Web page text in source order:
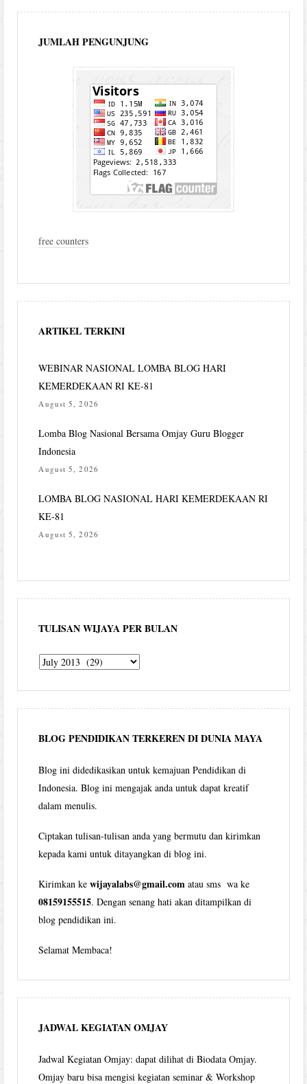
JUMLAH PENGUNJUNG
free counters
ARTIKEL TERKINI
WEBINAR NASIONAL LOMBA BLOG HARI
KEMERDEKAAN RI KE-81
August 5, 2026
Lomba Blog Nasional Bersama Omjay Guru Blogger
Indonesia
August 5, 2026
LOMBA BLOG NASIONAL HARI KEMERDEKAAN RI
KE-81
August 5, 2026
TULISAN WIJAYA PER BULAN
Tulisan
per
bulan
BLOG PENDIDIKAN TERKEREN DI DUNIA MAYA
Blog ini didedikasikan untuk kemajuan Pendidikan di
Indonesia. Blog ini mengajak anda untuk dapat kreatif
dalam menulis.
Ciptakan tulisan-tulisan anda yang bermutu dan kirimkan
kepada kami untuk ditayangkan di blog ini.
Kirimkan kewijayalabs@gmail.com atau sms wa ke
08159155515. Dengan senang hati akan ditampilkan di
blog pendidikan ini.
Selamat Membaca!
JADWAL KEGIATAN OMJAY
Jadwal Kegiatan Omjay: dapat dilihat di Biodata Omjay.
Omjay baru bisa mengisi kegiatan seminar & Workshop